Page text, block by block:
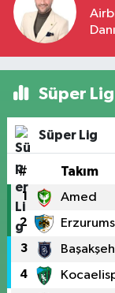
Süper
Süper Lig
# Takım
1 Amed
2
3
4